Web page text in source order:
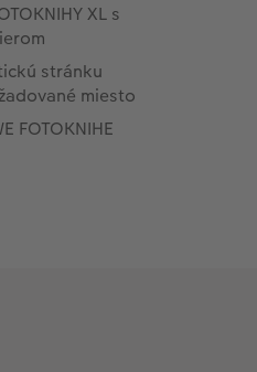
XL s
stránku
miesto
FOTOKNIHE